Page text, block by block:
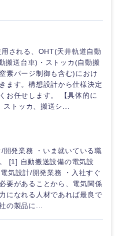
される、OHT(天井軌道自動
搬送台車)・ストッカ(自動搬
素パージ制御も含む)におけ
ます。構想設計から仕様決定
お任せします。 【具体的に
トッカ、搬送シ...
開発業務 ・いま就いている職
[1] 自動搬送設備の電気設
気設計/開発業務 ・入社すぐ
要があることから、電気関係
になれる人材であれば最良で
の製品に...